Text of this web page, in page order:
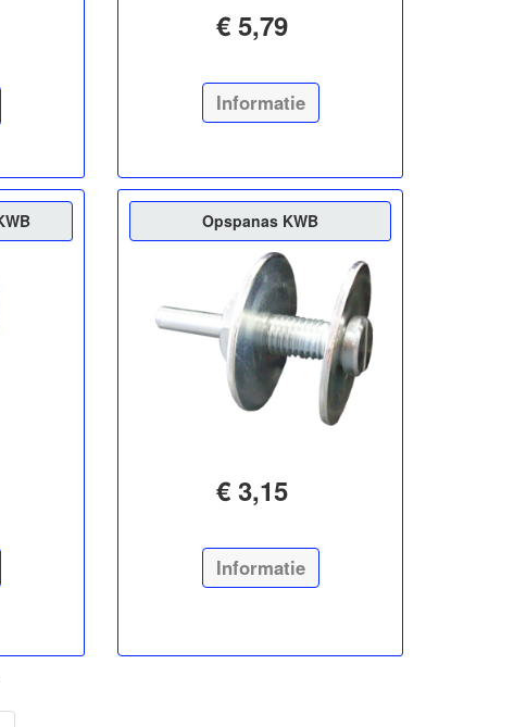
€ 5,79
Informatie
Opspanas KWB
€ 3,15
Informatie